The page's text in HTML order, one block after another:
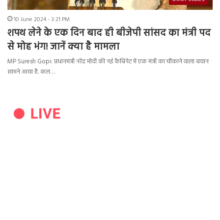
10 June 2024 - 3:21 PM
शपथ लेने के एक दिन बाद ही बीजेपी सांसद का मंत्री पद
से मोह भंग! जानें क्या है मामला
MP Suresh Gopi: प्रधानमंत्री नरेंद्र मोदी की नई कैबिनेट में एक मंत्री का चौंकाने वाला बयान
सामने आया है. कल…